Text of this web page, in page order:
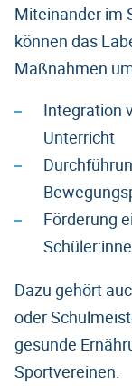
Miteinander im
können das
Maßnahmen
Integration
Unterricht
Förderung
Dazu gehört
oder
gesunde
Sportvereinen.